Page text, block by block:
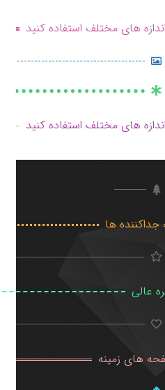
های مختلف استفاده کنید
های مختلف استفاده کنید
جداکننده ها
عالی
های زمینه